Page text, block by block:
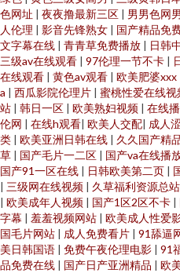
色网址 | 夜夜撸最新三区 | 男男色网
人伦理 | 影音先锋熟女 | 国产精品免
文字幕在线 | 青青草免费播放 | 日韩
三级av在线观看 | 97伦理一节不卡 |
在线观看 | 黄色av观看 | 欧美肥婆xxx
a | 西瓜影院伦理片 | 蜜桃性爱在线视
站 | 韩日一区 | 欧美熟妇视频 | 在线
伦网 | 在线h观看| 欧美人交配| 成人
类 | 欧美亚洲日韩在线 | 久久国产精
草 | 国产毛片一二区 | 国产va在线播
国产91一区在线 | 日韩欧美第二页 |
| 三级网在线视频 | 久草福利资源总站
| 欧美成年人视频 | 国产1区2区不卡 |
字幕 | 羞羞视频网站 | 欧美成人性爱
国毛片网站 | 成人免费看片 | 91舔逼
美日韩国语 | 免费午夜伦理电影 | 91
品免费在线 | 国产日产亚洲精品 | 欧